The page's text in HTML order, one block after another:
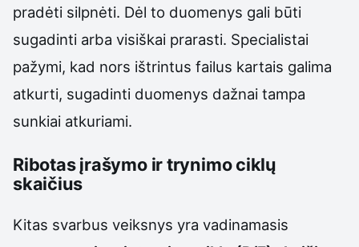
pradėti silpnėti. Dėl to duomenys gali būti
sugadinti arba visiškai prarasti. Specialistai
pažymi, kad nors ištrintus failus kartais galima
atkurti, sugadinti duomenys dažnai tampa
sunkiai atkuriami.
Ribotas įrašymo ir trynimo ciklų
skaičius
Kitas svarbus veiksnys yra vadinamasis